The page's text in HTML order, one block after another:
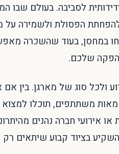
לסביבה. בעולם שבו
הפסולת ולשמירה על
במחסן, בעוד שהשכרה
שלכם.
סוג של מארגן. בין אם
משתתפים, תוכלו למצוא
אירועי חברה נהנים
בציוד קבוע שיתאים